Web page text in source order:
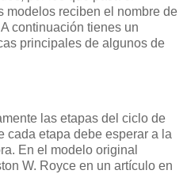
modelos reciben el nombre de
A continuación tienes un
principales de algunos de
las etapas del ciclo de
cada etapa debe esperar a la
En el modelo original
W. Royce en un artículo en